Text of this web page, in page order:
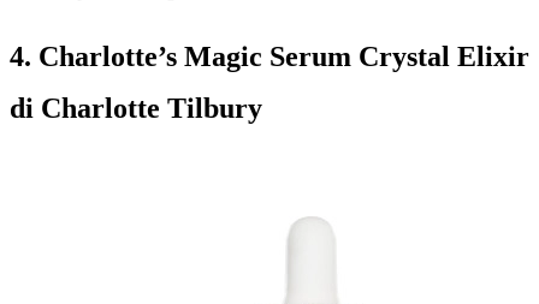
4. Charlotte’s Magic Serum Crystal Elixir
di Charlotte Tilbury